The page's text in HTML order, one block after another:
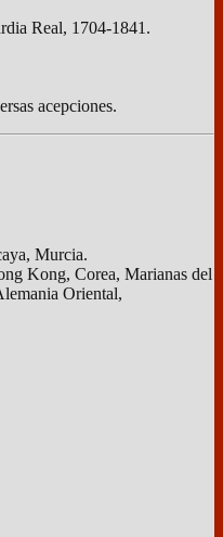
Real, 1704-1841.
acepciones.
Murcia.
Kong, Corea, Marianas del
Oriental,